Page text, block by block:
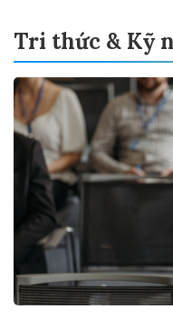
Tri thức & Kỹ